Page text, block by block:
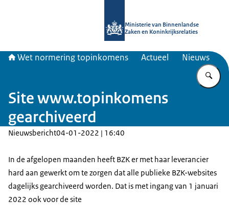
Ministerie van Binnenlandse
Zaken en Koninkrijksrelaties
Wet normering topinkomens Actueel Nieuws
Site www.topinkomens
gearchiveerd
Nieuwsbericht04-01-2022 | 16:40
In de afgelopen maanden heeft BZK er met haar leverancier
hard aan gewerkt om te zorgen dat alle publieke BZK-websites
dagelijks gearchiveerd worden. Dat is met ingang van 1 januari
2022 ook voor de site